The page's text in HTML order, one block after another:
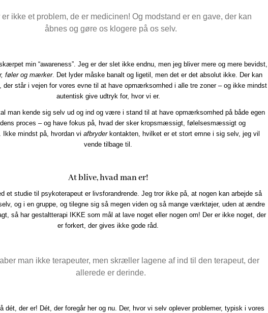
ikke et problem, de er medicinen! Og modstand er en gave, der kan
åbnes og gøre os klogere på os selv.
min “awareness”. Jeg er der slet ikke endnu, men jeg bliver mere og mere bevidst,
føler og mærker. Det lyder måske banalt og ligetil, men det er det absolut ikke. Der kan
står i vejen for vores evne til at have opmærksomhed i alle tre zoner – og ikke mindst
autentisk give udtryk for, hvor vi er.
man kende sig selv ud og ind og være i stand til at have opmærksomhed på både egen
proces – og have fokus på, hvad der sker kropsmæssigt, følelsesmæssigt og
mindst på, hvordan vi afbryderkontakten, hvilket er et stort emne i sig selv, jeg vil
vende tilbage til.
At blive, hvad man er!
et studie til psykoterapeut er livsforandrende. Jeg tror ikke på, at nogen kan arbejde så
og i en gruppe, og tilegne sig så megen viden og så mange værktøjer, uden at ændre
så har gestaltterapi IKKE som mål at lave noget eller nogen om! Der er ikke noget, der
er forkert, der gives ikke gode råd.
man ikke terapeuter, men skræller lagene af ind til den terapeut, der
allerede er derinde.
dét, der er! Dét, der foregår her og nu. Der, hvor vi selv oplever problemer, typisk i vores